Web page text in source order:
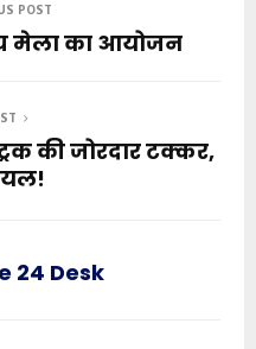
POST
मेला का आयोजन
की जोरदार टक्कर,
24 Desk